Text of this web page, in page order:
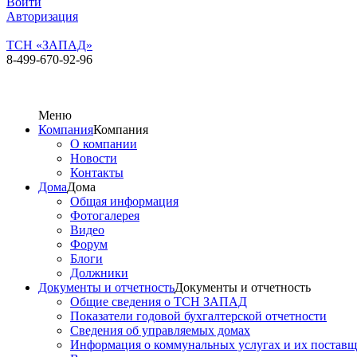
Авторизация
ТСН «ЗАПАД»
8-499-670-92-96
Меню
КомпанияКомпания
О компании
Новости
Контакты
ДомаДома
Общая информация
Фотогалерея
Видео
Форум
Блоги
Должники
Документы и отчетностьДокументы и отчетность
Общие сведения о ТСН ЗАПАД
Показатели годовой бухгалтерской отчетности
Сведения об управляемых домах
Информация о коммунальных услугах и их